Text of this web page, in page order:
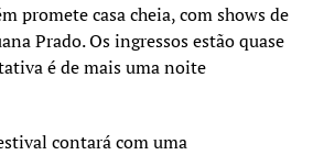
promete casa cheia, com shows de
Prado. Os ingressos estão quase
é de mais uma noite
contará com uma